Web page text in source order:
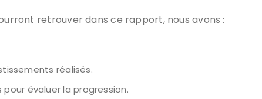
retrouver dans ce rapport, nous avons :
réalisés.
évaluer la progression.